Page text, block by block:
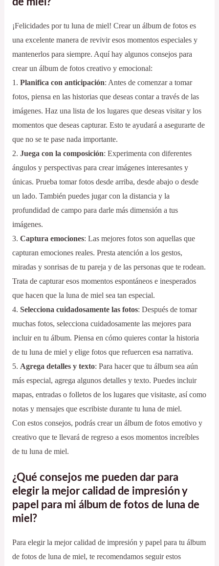
¡Felicidades por tu luna de miel! Crear un álbum de fotos es
una excelente manera de revivir esos momentos especiales y
mantenerlos para siempre. Aquí hay algunos consejos para
crear un álbum de fotos creativo y emocional:
1. Planifica con anticipación: Antes de comenzar a tomar
fotos, piensa en las historias que deseas contar a través de las
imágenes. Haz una lista de los lugares que deseas visitar y los
momentos que deseas capturar. Esto te ayudará a asegurarte de
que no se te pase nada importante.
2. Juega con la composición: Experimenta con diferentes
ángulos y perspectivas para crear imágenes interesantes y
únicas. Prueba tomar fotos desde arriba, desde abajo o desde
un lado. También puedes jugar con la distancia y la
profundidad de campo para darle más dimensión a tus
imágenes.
3. Captura emociones: Las mejores fotos son aquellas que
capturan emociones reales. Presta atención a los gestos,
miradas y sonrisas de tu pareja y de las personas que te rodean.
Trata de capturar esos momentos espontáneos e inesperados
que hacen que la luna de miel sea tan especial.
4. Selecciona cuidadosamente las fotos: Después de tomar
muchas fotos, selecciona cuidadosamente las mejores para
incluir en tu álbum. Piensa en cómo quieres contar la historia
de tu luna de miel y elige fotos que refuercen esa narrativa.
5. Agrega detalles y texto: Para hacer que tu álbum sea aún
más especial, agrega algunos detalles y texto. Puedes incluir
mapas, entradas o folletos de los lugares que visitaste, así como
notas y mensajes que escribiste durante tu luna de miel.
Con estos consejos, podrás crear un álbum de fotos emotivo y
creativo que te llevará de regreso a esos momentos increíbles
de tu luna de miel.
¿Qué consejos me pueden dar para
elegir la mejor calidad de impresión y
papel para mi álbum de fotos de luna de
miel?
Para elegir la mejor calidad de impresión y papel para tu álbum
de fotos de luna de miel, te recomendamos seguir estos